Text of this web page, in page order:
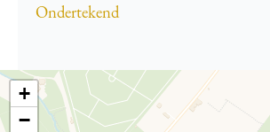
Ondertekend
+
−